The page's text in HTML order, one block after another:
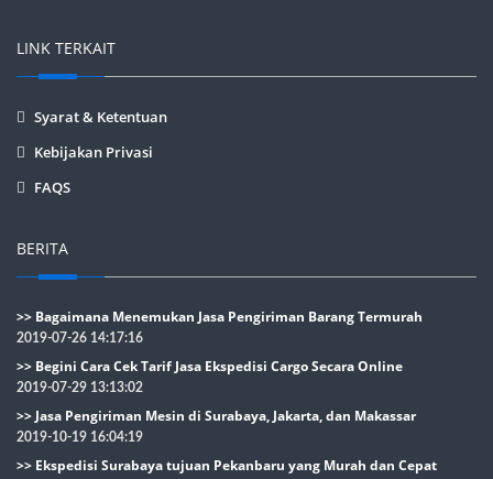
LINK TERKAIT
Syarat & Ketentuan
Kebijakan Privasi
FAQS
BERITA
>> Bagaimana Menemukan Jasa Pengiriman Barang Termurah
2019-07-26 14:17:16
>> Begini Cara Cek Tarif Jasa Ekspedisi Cargo Secara Online
2019-07-29 13:13:02
>> Jasa Pengiriman Mesin di Surabaya, Jakarta, dan Makassar
2019-10-19 16:04:19
>> Ekspedisi Surabaya tujuan Pekanbaru yang Murah dan Cepat